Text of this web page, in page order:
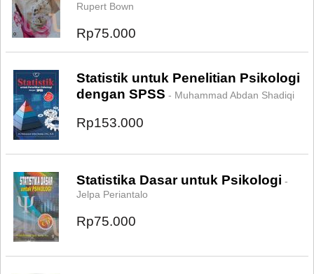
Rupert Bown
Rp75.000
Statistik untuk Penelitian Psikologi
dengan SPSS - Muhammad Abdan Shadiqi
Rp153.000
Statistika Dasar untuk Psikologi -
Jelpa Periantalo
Rp75.000